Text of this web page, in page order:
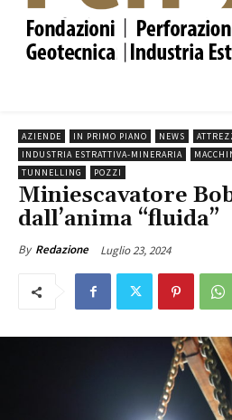
AZIENDE IN PRIMO PIANO NEWS
INDUSTRIA ESTRATTIVA-MINERARIA
TUNNELLING
POZZI
Miniescavatore
dall’anima “fluida”
By Redazione Luglio 23, 2024